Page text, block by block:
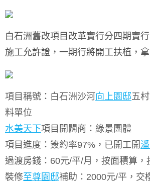
白石洲舊改項目改革實行分四期實
施工允許證，一期行將開工扶植，拿
項目稱號：白石洲沙河 向上園邸五
料單位
水美天下項目開闢商：綠景團體
項目進度：簽約率97% ，已開工開
過渡房錢： 60元/平/月，按面積算，
裝修至尊園邸補助： 2000元/平，交